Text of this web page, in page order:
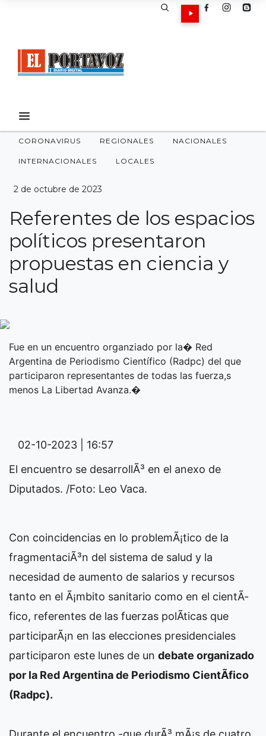
CORONAVIRUS REGIONALES NACIONALES
INTERNACIONALES LOCALES
2 de octubre de 2023
Referentes de los espacios
políticos presentaron
propuestas en ciencia y
salud
Fue en un encuentro organziado por la� Red
Argentina de Periodismo Científico (Radpc) del que
participaron representantes de todas las fuerza,s
menos La Libertad Avanza.�
02-10-2023 | 16:57
El encuentro se desarrollÃ³ en el anexo de
Diputados. /Foto: Leo Vaca.
Con coincidencias en lo problemÃ¡tico de la
fragmentaciÃ³n del sistema de salud y la
necesidad de aumento de salarios y recursos
tanto en el Ã¡mbito sanitario como en el cientÃ­
fico, referentes de las fuerzas polÃ­ticas que
participarÃ¡n en las elecciones presidenciales
participaron este lunes de un debate organizado
por la Red Argentina de Periodismo CientÃ­fico
(Radpc).